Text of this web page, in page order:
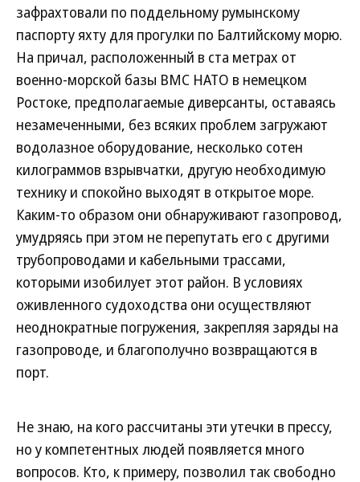
зафрахтовали по поддельному румынскому
паспорту яхту для прогулки по Балтийскому морю.
На причал, расположенный в ста метрах от
военно-морской базы ВМС НАТО в немецком
Ростоке, предполагаемые диверсанты, оставаясь
незамеченными, без всяких проблем загружают
водолазное оборудование, несколько сотен
килограммов взрывчатки, другую необходимую
технику и спокойно выходят в открытое море.
Каким-то образом они обнаруживают газопровод,
умудряясь при этом не перепутать его с другими
трубопроводами и кабельными трассами,
которыми изобилует этот район. В условиях
оживленного судоходства они осуществляют
неоднократные погружения, закрепляя заряды на
газопроводе, и благополучно возвращаются в
порт.
Не знаю, на кого рассчитаны эти утечки в прессу,
но у компетентных людей появляется много
вопросов. Кто, к примеру, позволил так свободно